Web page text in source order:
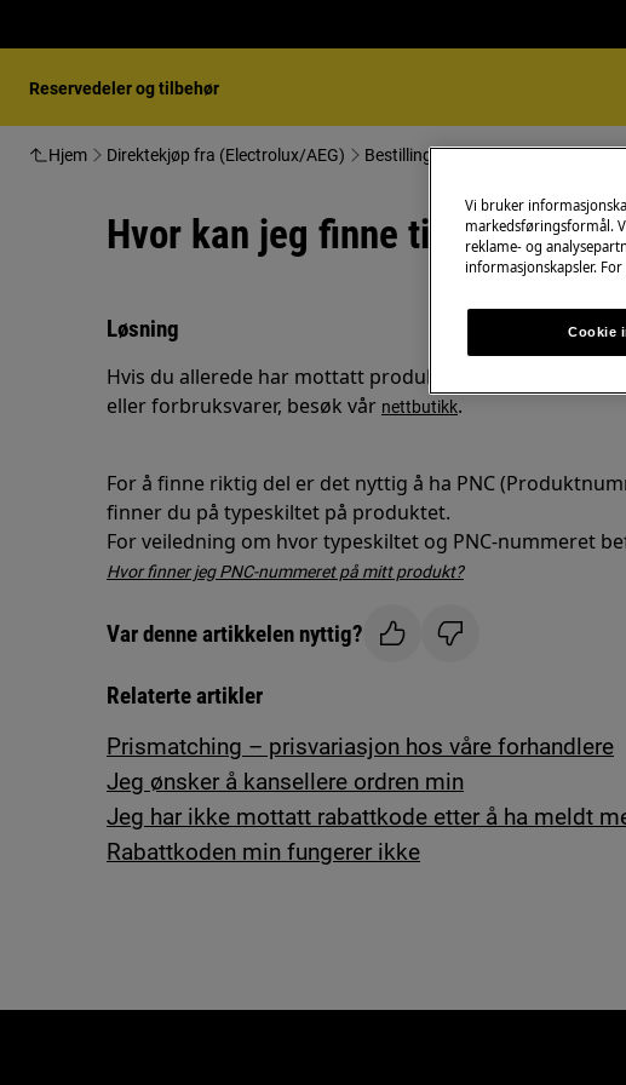
Reservedeler og tilbehør
Hjem Direktekjøp fra (Electrolux/AEG) Bestilling Hvor kan jeg finne
Hvor kan jeg finne tilbehør og
Løsning
Hvis du allerede har mottatt produktet og ønsker å
eller forbruksvarer, besøk vår nettbutikk.
For å finne riktig del er det nyttig å ha PNC
finner du på typeskiltet på produktet.
For veiledning om hvor typeskiltet og PNC-nummeret
Hvor finner jeg PNC-nummeret på mitt produkt?
Var denne artikkelen nyttig?
Relaterte artikler
Prismatching – prisvariasjon hos våre forhandlere
Jeg ønsker å kansellere ordren min
Jeg har ikke mottatt rabattkode etter å ha meldt
Rabattkoden min fungerer ikke
Vi bruker
markedsføringsformål.
reklame- og
informasjonskapsler.
Cookie